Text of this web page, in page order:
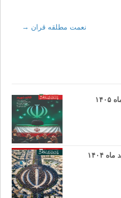
نعمت مطلقه قران →